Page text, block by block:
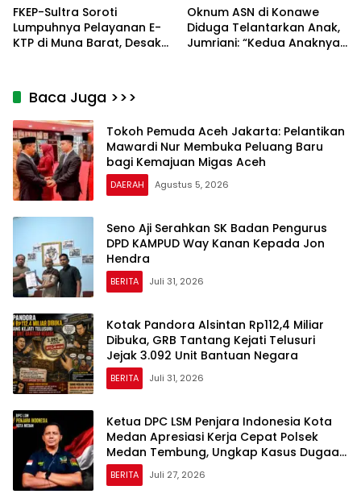
FKEP-Sultra Soroti
Lumpuhnya Pelayanan E-
KTP di Muna Barat, Desak
Oknum ASN di Konawe
Diduga Telantarkan Anak,
Jumriani: “Kedua Anaknya
Baca Juga >>>
Tokoh Pemuda Aceh Jakarta: Pelantikan
Mawardi Nur Membuka Peluang Baru
bagi Kemajuan Migas Aceh
DAERAH Agustus 5, 2026
Seno Aji Serahkan SK Badan Pengurus
DPD KAMPUD Way Kanan Kepada Jon
Hendra
BERITA Juli 31, 2026
Kotak Pandora Alsintan Rp112,4 Miliar
Dibuka, GRB Tantang Kejati Telusuri
Jejak 3.092 Unit Bantuan Negara
BERITA Juli 31, 2026
Ketua DPC LSM Penjara Indonesia Kota
Medan Apresiasi Kerja Cepat Polsek
Medan Tembung, Ungkap Kasus Dugaan
Pemerasan
BERITA Juli 27, 2026